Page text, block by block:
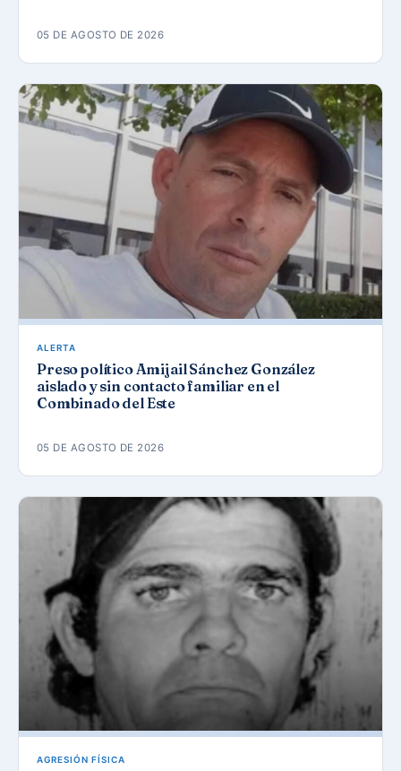
05 DE AGOSTO DE 2026
ALERTA
Preso político Amijail Sánchez González
aislado y sin contacto familiar en el
Combinado del Este
05 DE AGOSTO DE 2026
AGRESIÓN FÍSICA